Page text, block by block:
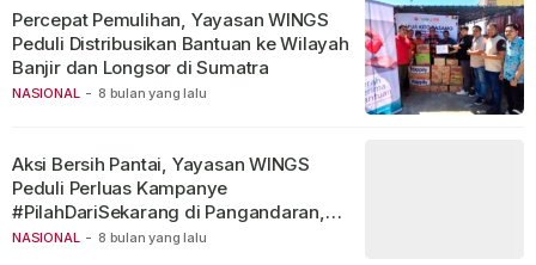
NASIONAL - 8 bulan yang lalu
Percepat Pemulihan, Yayasan WINGS
Peduli Distribusikan Bantuan ke Wilayah
Banjir dan Longsor di Sumatra
NASIONAL - 8 bulan yang lalu
Aksi Bersih Pantai, Yayasan WINGS
Peduli Perluas Kampanye
#PilahDariSekarang di Pangandaran,
Kelola 738 Kg Sampah